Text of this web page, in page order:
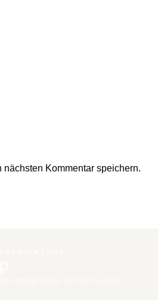
Kommentar speichern.